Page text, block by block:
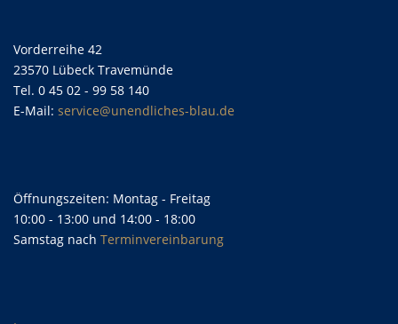
Vorderreihe 42
23570 Lübeck Travemünde
Tel. 0 45 02 - 99 58 140
E-Mail: service@unendliches-blau.de
Öffnungszeiten: Montag - Freitag
10:00 - 13:00 und 14:00 - 18:00
Samstag nach Terminvereinbarung